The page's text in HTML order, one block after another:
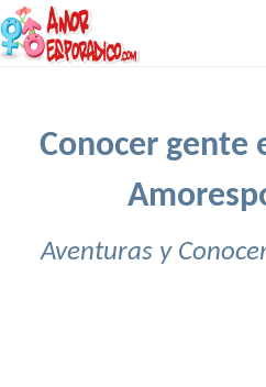
Conocer gente
Aventuras y